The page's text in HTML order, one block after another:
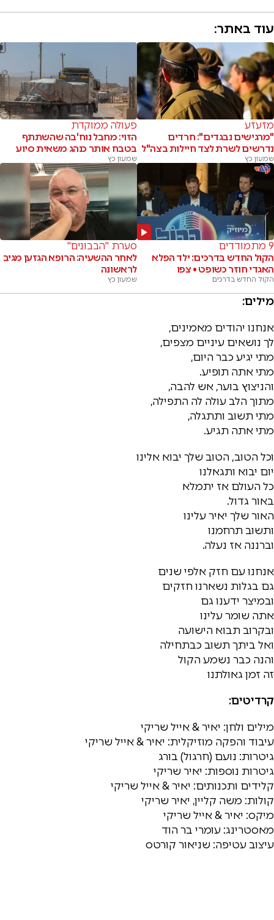
עוד באתר:
מזעזע
"מרגישים נבגדים": חרדים
נדרשים לשרת לצד חיילות בצה"ל
שמעון כץ
פעולה ממוקדת
הזוי: מחבל נוח'בה שהשתתף
בטבח אותר כנהג משאית סיוע
שמעון כץ
9 מתמודדים
הקול החדש בדרכים: ילד הפלא
האגדי חוזר כשופט • צפו
הקול החדש בדרכים
סערת "הבבונים"
לאחר ההשעיה: הרופא הגזען מגיב
לראשונה
שמעון כץ
מילים:
אנחנו יהודים מאמינים,
לך נושאים עיניים מצפים,
מתי יגיע כבר היום,
מתי אתה תופיע.
והניצוץ בוער, אש להבה,
מתוך הלב עולה לה התפילה,
מתי תשוב ותתגלה,
מתי אתה תגיע.
וכל הטוב, הטוב שלך יבוא אלינו
יום יבוא ותגאלנו
כל העולם אז יתמלא
באור גדול.
האור שלך יאיר עלינו
ותשוב תרחמנו
וברננה אז נעלה.
אנחנו עם חזק אלפי שנים
גם בגלות נשארנו חזקים
ובמיצר ידענו גם
אתה שומר עלינו
ובקרוב תבוא הישועה
ואל ביתך תשוב כבתחילה
והנה כבר נשמע הקול
זה זמן גאולתנו
קרדיטים:
מילים ולחן: יאיר & אייל שריקי
עיבוד והפקה מוזיקלית: יאיר & אייל שריקי
גיטרות: נועם (חרגול) בורג
גיטרות נוספות: יאיר שריקי
קלידים ותכנותים: יאיר & אייל שריקי
קולות: משה קליין, יאיר שריקי
מיקס: יאיר & אייל שריקי
מאסטרינג: עומרי בר הוד
עיצוב עטיפה: שניאור קורטס